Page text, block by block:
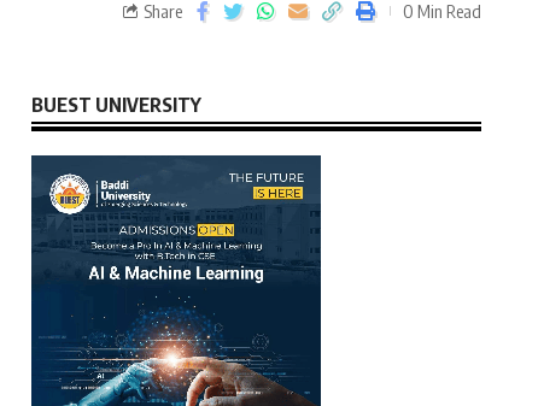
Share 0 Min Read
BUEST UNIVERSITY